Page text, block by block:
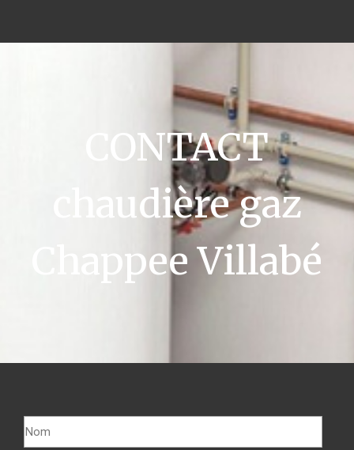
CONTACT
chaudière gaz
Chappee Villabé